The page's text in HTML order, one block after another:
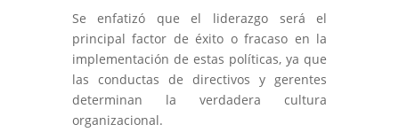
Se enfatizó que el liderazgo será el
principal factor de éxito o fracaso en la
implementación de estas políticas, ya que
las conductas de directivos y gerentes
determinan la verdadera cultura
organizacional.